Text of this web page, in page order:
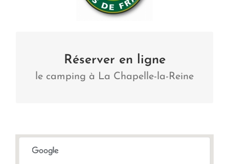
Réserver en ligne
le camping à La Chapelle-la-Reine
Camping à La Chapelle-la-Reine
Visiter